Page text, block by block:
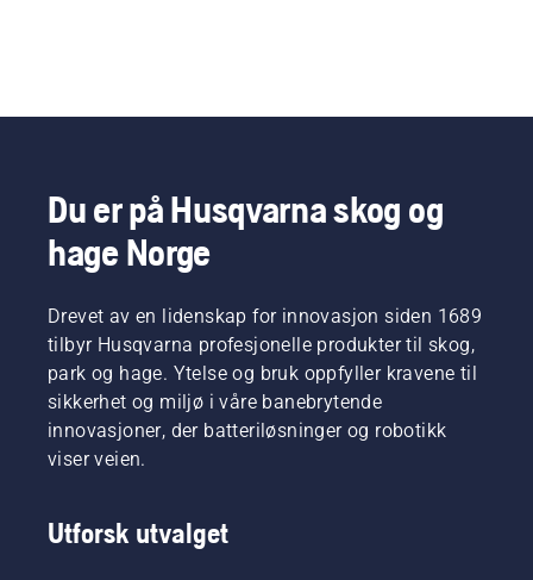
Du er på Husqvarna skog og
hage Norge
Drevet av en lidenskap for innovasjon siden 1689
tilbyr Husqvarna profesjonelle produkter til skog,
park og hage. Ytelse og bruk oppfyller kravene til
sikkerhet og miljø i våre banebrytende
innovasjoner, der batteriløsninger og robotikk
viser veien.
Utforsk utvalget